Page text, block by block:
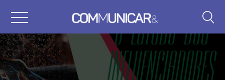
content